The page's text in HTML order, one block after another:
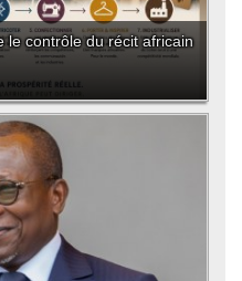
le contrôle du récit africain